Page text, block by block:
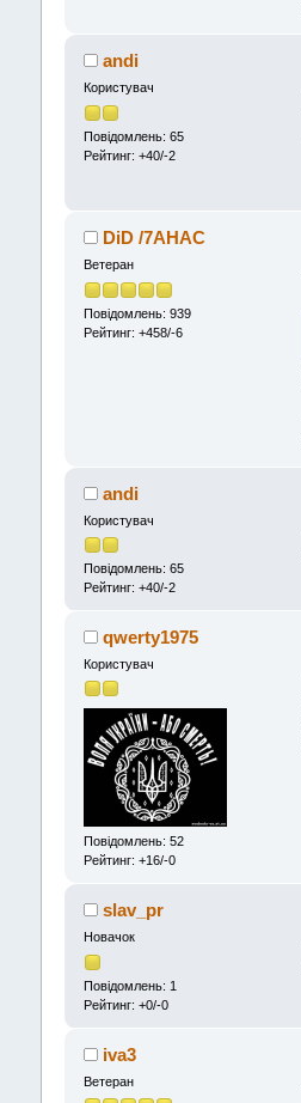
andi
Користувач
Повідомлень: 65
Рейтинг: +40/-2
DiD /7AHAC
Ветеран
Повідомлень: 939
Рейтинг: +458/-6
andi
Користувач
Повідомлень: 65
Рейтинг: +40/-2
qwerty1975
Користувач
Повідомлень: 52
Рейтинг: +16/-0
slav_pr
Новачок
Повідомлень: 1
Рейтинг: +0/-0
iva3
Ветеран